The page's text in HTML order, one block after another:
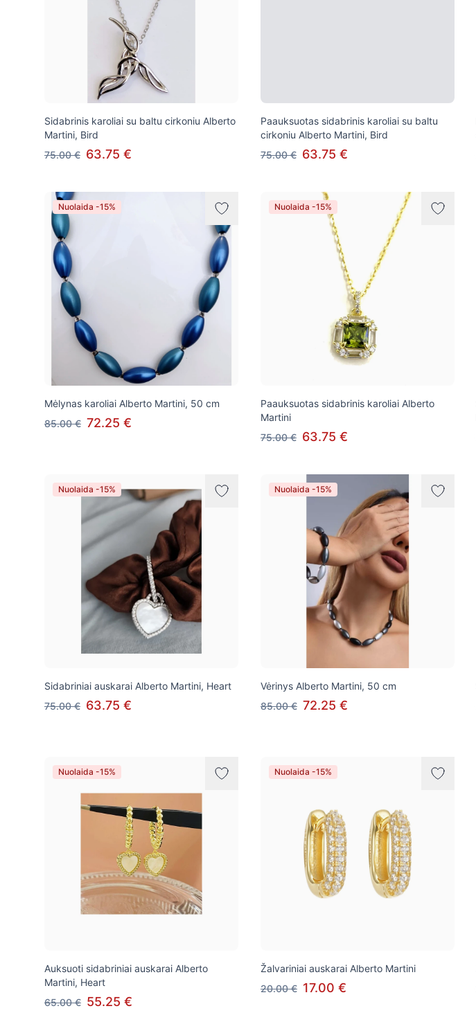
Sidabrinis karoliai su baltu cirkoniu Alberto
Martini, Bird
75.00 € 63.75 €
Paauksuotas sidabrinis karoliai su baltu
cirkoniu Alberto Martini, Bird
75.00 € 63.75 €
Nuolaida -15%
Mėlynas karoliai Alberto Martini, 50 cm
85.00 € 72.25 €
Nuolaida -15%
Paauksuotas sidabrinis karoliai Alberto
Martini
75.00 € 63.75 €
Nuolaida -15%
Sidabriniai auskarai Alberto Martini, Heart
75.00 € 63.75 €
Nuolaida -15%
Vėrinys Alberto Martini, 50 cm
85.00 € 72.25 €
Nuolaida -15%
Auksuoti sidabriniai auskarai Alberto
Martini, Heart
65.00 € 55.25 €
Nuolaida -15%
Žalvariniai auskarai Alberto Martini
20.00 € 17.00 €